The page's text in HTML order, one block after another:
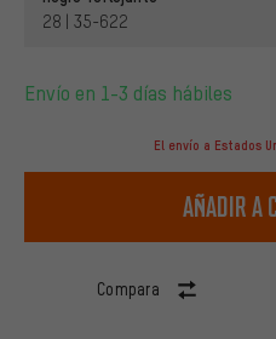
28 | 35-622
Envío en 1-3 días hábiles
El envío a Estados
Añadir a
Compara